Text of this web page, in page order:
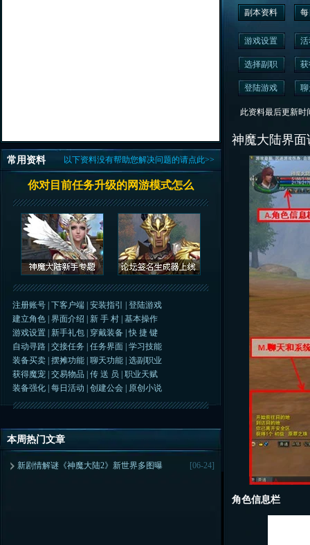
以下资料没有帮助您解决问题的请点此>>
常用资料
你对目前任务升级的网游模式怎么
注册账号 |下客户端 |安装指引 |登陆游戏
建立角色 |界面介绍 新 手 村 |基本操作
游戏设置
新手礼包 穿戴装备 |快 捷 键
自动寻路 |交接任务 |任务界面 |学习技能
装备买卖 |摆摊功能 |聊天功能 |选副职业
获得魔宠 |交易物品 |传 送 员 |职业天赋
装备强化 |每日活动 |创建公会 原创小说
本周热门文章
[06-24]
新剧情解谜《神魔大陆2》新世界多图曝
副本资料
游戏设置
选择副职
登陆游戏
此资料最后更新时
神魔大陆界面
角色信息栏